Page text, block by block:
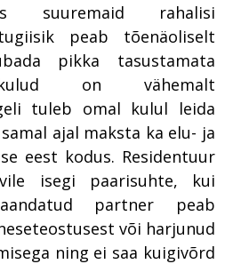
suuremaid rahalisi
peab tõenäoliselt
pikka tasustamata
on vähemalt
tuleb omal kulul leida
ajal maksta ka elu- ja
eest kodus. Residentuur
isegi paarisuhte, kui
partner peab
või harjunud
ning ei saa kuigivõrd